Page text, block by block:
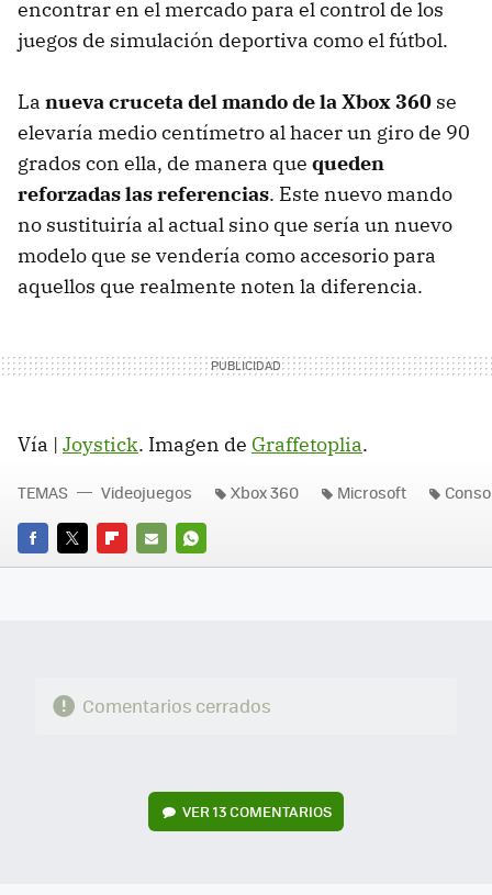
encontrar en el mercado para el control de los
juegos de simulación deportiva como el fútbol.
La nueva cruceta del mando de la Xbox 360 se
elevaría medio centímetro al hacer un giro de 90
grados con ella, de manera que queden
reforzadas las referencias. Este nuevo mando
no sustituiría al actual sino que sería un nuevo
modelo que se vendería como accesorio para
aquellos que realmente noten la diferencia.
Vía | Joystick. Imagen de Graffetoplia.
FACEBOOK
TWITTERFLIPBOARD
E-
WHATSAPP
TEMAS Videojuegos Xbox 360 Microsoft
Comentarios cerrados
VER 13 COMENTARIOS